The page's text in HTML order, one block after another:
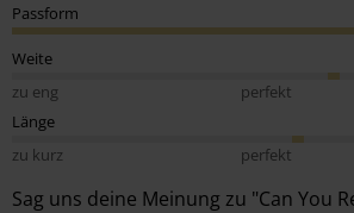
Passform
Weite
zu eng
perfekt
Länge
zu kurz
perfekt
Sag uns deine Meinung zu "Can You